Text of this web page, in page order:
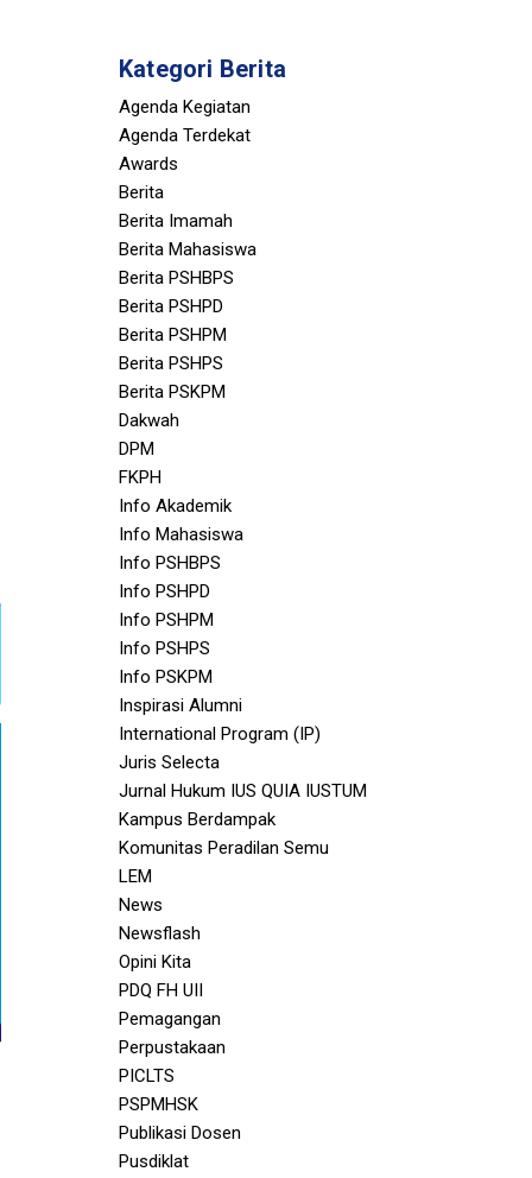
Kategori Berita
Agenda Kegiatan
Agenda Terdekat
Awards
Berita
Berita Imamah
Berita Mahasiswa
Berita PSHBPS
Berita PSHPD
Berita PSHPM
Berita PSHPS
Berita PSKPM
Dakwah
DPM
FKPH
Info Akademik
Info Mahasiswa
Info PSHBPS
Info PSHPD
Info PSHPM
Info PSHPS
Info PSKPM
Inspirasi Alumni
International Program (IP)
Juris Selecta
Jurnal Hukum IUS QUIA IUSTUM
Kampus Berdampak
Komunitas Peradilan Semu
LEM
News
Newsflash
Opini Kita
PDQ FH UII
Pemagangan
Perpustakaan
PICLTS
PSPMHSK
Publikasi Dosen
Pusdiklat